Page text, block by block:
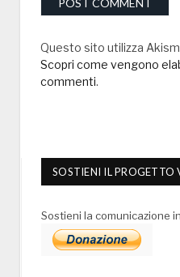
Questo sito utilizza
Scopri come vengono
commenti.
SOSTIENI IL PROGETTO
Sostieni la comunicazione